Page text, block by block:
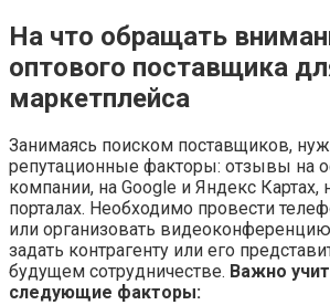
На что обращать
оптового поставщика
маркетплейса
Занимаясь поиском поставщиков,
репутационные факторы: отзывы на
компании, на Google и Яндекс
порталах. Необходимо провести
или организовать
задать контрагенту или его
будущем сотрудничестве. Важно
следующие факторы: